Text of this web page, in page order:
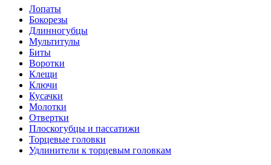
Лопаты
Бокорезы
Длинногубцы
Мультитулы
Биты
Воротки
Клещи
Ключи
Кусачки
Молотки
Отвертки
Плоскогубцы и пассатижи
Торцевые головки
Удлинители к торцевым головкам